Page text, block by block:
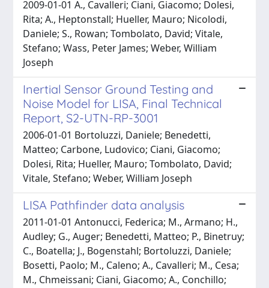
2009-01-01 A., Cavalleri; Ciani, Giacomo; Dolesi,
Rita; A., Heptonstall; Hueller, Mauro; Nicolodi,
Daniele; S., Rowan; Tombolato, David; Vitale,
Stefano; Wass, Peter James; Weber, William
Joseph
Inertial Sensor Ground Testing and
Noise Model for LISA, Final Technical
Report, S2-UTN-RP-3001
2006-01-01 Bortoluzzi, Daniele; Benedetti,
Matteo; Carbone, Ludovico; Ciani, Giacomo;
Dolesi, Rita; Hueller, Mauro; Tombolato, David;
Vitale, Stefano; Weber, William Joseph
LISA Pathfinder data analysis
2011-01-01 Antonucci, Federica; M., Armano; H.,
Audley; G., Auger; Benedetti, Matteo; P., Binetruy;
C., Boatella; J., Bogenstahl; Bortoluzzi, Daniele;
Bosetti, Paolo; M., Caleno; A., Cavalleri; M., Cesa;
M., Chmeissani; Ciani, Giacomo; A., Conchillo;